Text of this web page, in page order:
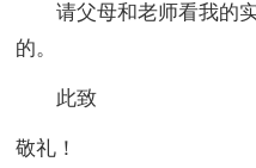
请父母和老师看我的实
的。
此致
敬礼！